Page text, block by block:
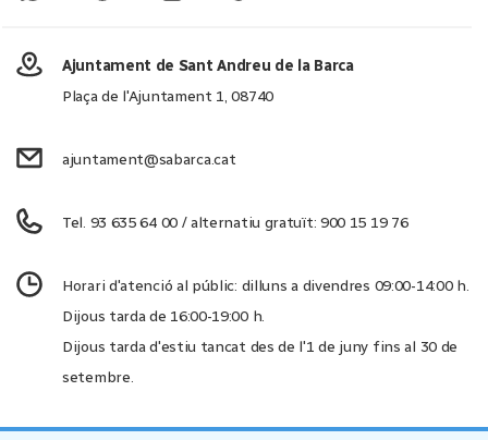
Ajuntament de Sant Andreu de la Barca
Plaça de l'Ajuntament 1, 08740
ajuntament@sabarca.cat
Tel. 93 635 64 00 / alternatiu gratuït: 900 15 19 76
Horari d'atenció al públic: dilluns a divendres 09:00-14:00 h.
Dijous tarda de 16:00-19:00 h.
Dijous tarda d'estiu tancat des de l'1 de juny fins al 30 de
setembre.